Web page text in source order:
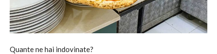
Quante ne hai indovinate?